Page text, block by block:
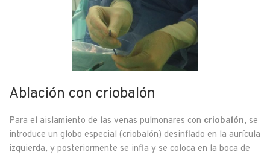
Ablación con criobalón
Para el aislamiento de las venas pulmonares con criobalón, se
introduce un globo especial (criobalón) desinflado en la aurícula
izquierda, y posteriormente se infla y se coloca en la boca de